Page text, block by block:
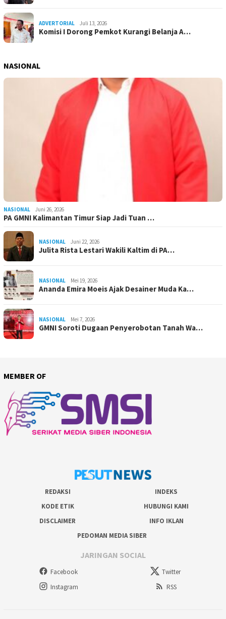
ADVERTORIAL Juli 13, 2026
Komisi I Dorong Pemkot Kurangi Belanja A…
NASIONAL
NASIONAL Juni 26, 2026
PA GMNI Kalimantan Timur Siap Jadi Tuan …
NASIONAL Juni 22, 2026
Julita Rista Lestari Wakili Kaltim di PA…
NASIONAL Mei 19, 2026
Ananda Emira Moeis Ajak Desainer Muda Ka…
NASIONAL Mei 7, 2026
GMNI Soroti Dugaan Penyerobotan Tanah Wa…
MEMBER OF
REDAKSI
INDEKS
KODE ETIK
HUBUNGI KAMI
DISCLAIMER
INFO IKLAN
PEDOMAN MEDIA SIBER
JARINGAN SOCIAL
Facebook
Twitter
Instagram
RSS